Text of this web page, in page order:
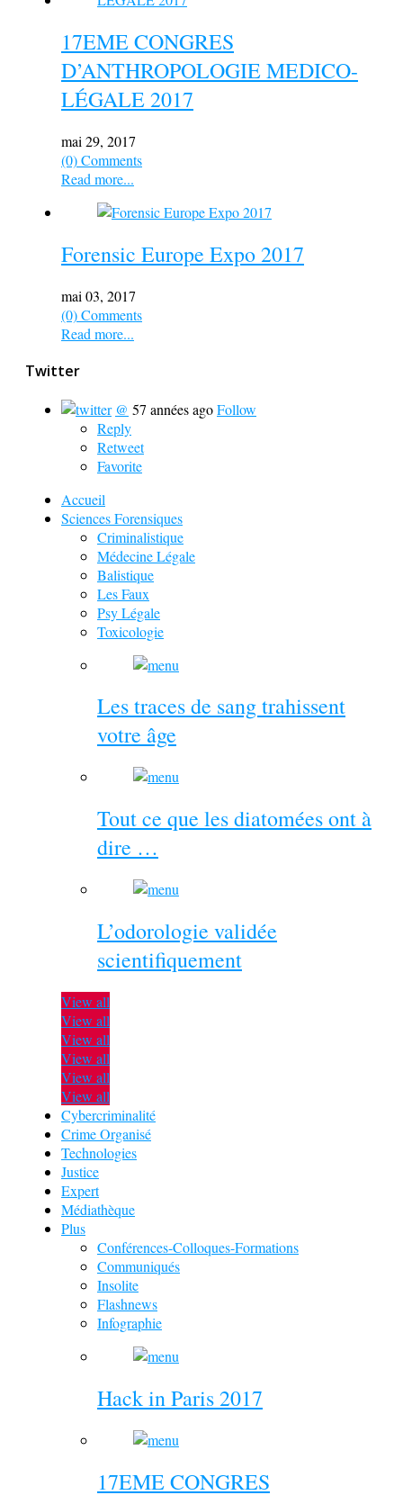
17EME CONGRES
D’ANTHROPOLOGIE MEDICO-
LÉGALE 2017
mai 29, 2017
(0) Comments
Read more...
Forensic Europe Expo 2017
mai 03, 2017
(0) Comments
Read more...
Twitter
@ 57 années agoFollow
Reply
Retweet
Favorite
Accueil
Sciences Forensiques
Criminalistique
Médecine Légale
Balistique
Les Faux
Psy Légale
Toxicologie
Les traces de sang trahissent
votre âge
Tout ce que les diatomées ont à
dire …
L’odorologie validée
scientifiquement
View all
View all
View all
View all
View all
View all
Cybercriminalité
Crime Organisé
Technologies
Justice
Expert
Médiathèque
Plus
Conférences-Colloques-Formations
Communiqués
Insolite
Flashnews
Infographie
Hack in Paris 2017
17EME CONGRES